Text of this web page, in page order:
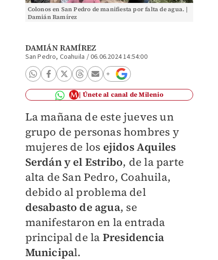
Colonos en San Pedro de manifiesta por falta de agua. |
Damián Ramírez
DAMIÁN RAMÍREZ
San Pedro, Coahuila /06.06.2024 14:54:00
Únete al canal de Milenio
La mañana de este jueves un
grupo de personas hombres y
mujeres de los ejidos Aquiles
Serdán y el Estribo, de la parte
alta de San Pedro, Coahuila,
debido al problema del
desabasto de agua, se
manifestaron en la entrada
principal de la Presidencia
Municipal.